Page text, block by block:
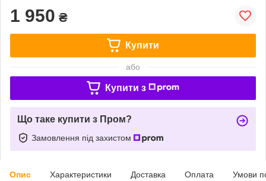
1 950 ₴
Купити
або
Купити з
Що таке купити з Пром?
Замовлення під захистом
Опис Характеристики Доставка Оплата Умови